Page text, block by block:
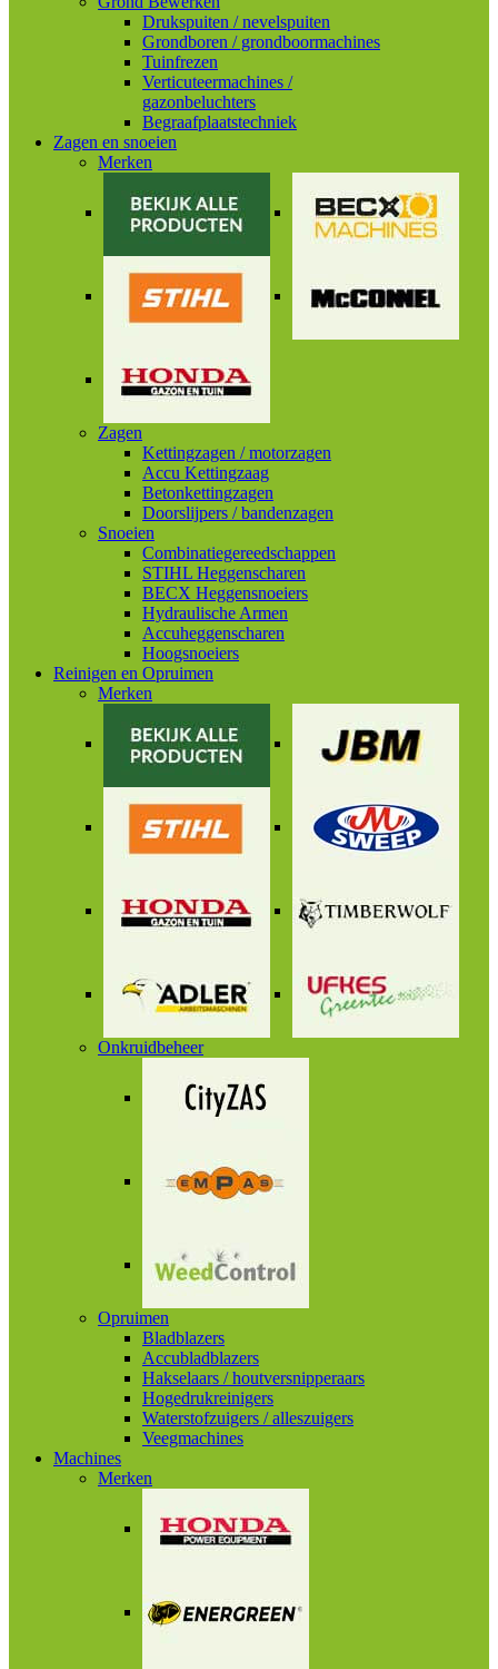
Drukspuiten / nevelspuiten
Grondboren / grondboormachines
Tuinfrezen
Verticuteermachines /
gazonbeluchters
Begraafplaatstechniek
Zagen en snoeien
Merken
Zagen
Kettingzagen / motorzagen
Accu Kettingzaag
Betonkettingzagen
Doorslijpers / bandenzagen
Snoeien
Combinatiegereedschappen
STIHL Heggenscharen
BECX Heggensnoeiers
Hydraulische Armen
Accuheggenscharen
Hoogsnoeiers
Reinigen en Opruimen
Merken
Onkruidbeheer
Opruimen
Bladblazers
Accubladblazers
Hakselaars / houtversnipperaars
Hogedrukreinigers
Waterstofzuigers / alleszuigers
Veegmachines
Machines
Merken